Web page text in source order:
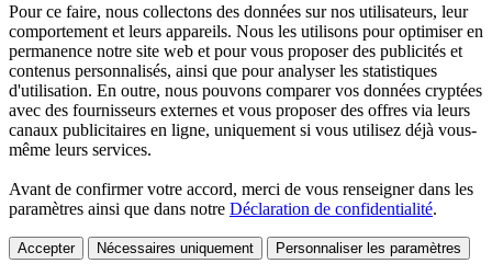
Pour ce faire, nous collectons des données sur nos utilisateurs, leur
comportement et leurs appareils. Nous les utilisons pour optimiser en
permanence notre site web et pour vous proposer des publicités et
contenus personnalisés, ainsi que pour analyser les statistiques
d'utilisation. En outre, nous pouvons comparer vos données cryptées
avec des fournisseurs externes et vous proposer des offres via leurs
canaux publicitaires en ligne, uniquement si vous utilisez déjà vous-
même leurs services.
Avant de confirmer votre accord, merci de vous renseigner dans les
paramètres ainsi que dans notre Déclaration de confidentialité.
Accepter Nécessaires uniquement Personnaliser les paramètres